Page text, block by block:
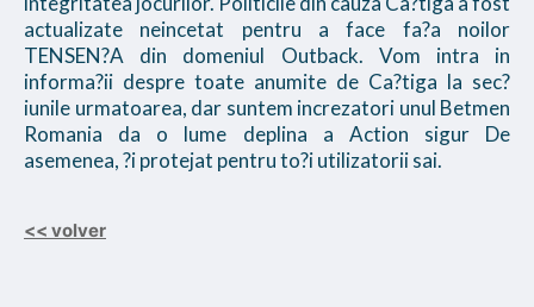
actualizate neincetat pentru a face fa?a noilor
TENSEN?A din domeniul Outback. Vom intra in
informa?ii despre toate anumite de Ca?tiga la sec?
iunile urmatoarea, dar suntem increzatori unul Betmen
Romania da o lume deplina a Action sigur De
asemenea, ?i protejat pentru to?i utilizatorii sai.
<< volver